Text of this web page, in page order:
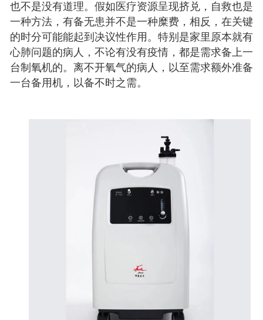
也不是没有道理。假如医疗资源呈现挤兑，自救也是
一种方法，有备无患并不是一种糜费，相反，在关键
的时分可能能起到决议性作用。特别是家里原本就有
心肺问题的病人，不论有没有疫情，都是需求备上一
台制氧机的。离不开氧气的病人，以至需求额外准备
一台备用机，以备不时之需。